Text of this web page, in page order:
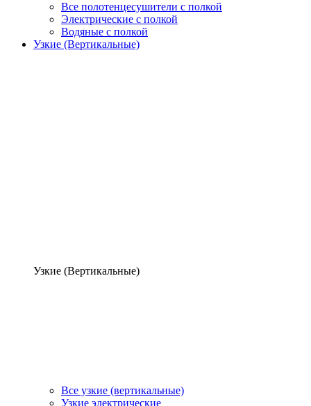
Все полотенцесушители с полкой
Электрические с полкой
Водяные с полкой
Узкие (Вертикальные)
Узкие (Вертикальные)
Все узкие (вертикальные)
Узкие электрические